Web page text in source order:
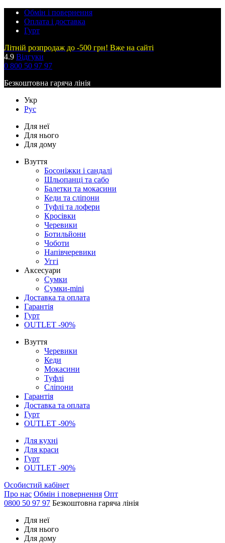
Обмін і повернення
Оплата і доставка
Гурт
Літній розпродаж до -500 грн! Вже на сайті
4.9 Відгуки
0 800 50 97 97
Безкоштовна гаряча лінія
Укр
Рус
Для неї
Для нього
Для дому
Взуття
Босоніжки і сандалі
Шльопанці та сабо
Балетки та мокасини
Кеди та сліпони
Туфлі та лофери
Кросівки
Черевики
Ботильйони
Чоботи
Напівчеревики
Уггі
Аксесуари
Сумки
Сумки-mini
Доставка та оплата
Гарантія
Гурт
OUTLET -90%
Взуття
Черевики
Кеди
Мокасини
Туфлі
Сліпони
Гарантія
Доставка та оплата
Гурт
OUTLET -90%
Для кухні
Для краси
Гурт
OUTLET -90%
Особистий кабінет
Про нас Обмін і повернення Опт
0800 50 97 97 Безкоштовна гаряча лінія
Для неї
Для нього
Для дому